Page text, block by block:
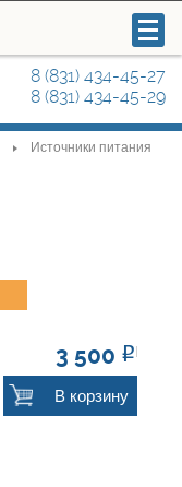
8 (831) 434-45-27
8 (831) 434-45-29
Источники питания
3 500 Р
В корзину